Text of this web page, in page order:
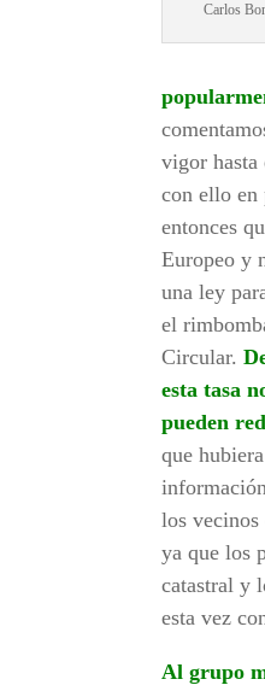
Carlos
vigor hasta
con ello en
entonces
Europeo y
una ley
el
Circular.
esta tasa
pueden
que
los vecinos
ya que los
catastral y
esta vez
Al grupo